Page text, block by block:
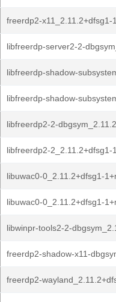
freerdp2-x11_2.11.2+dfsg1-
libfreerdp-server2-2-
libfreerdp-shadow-
libfreerdp-shadow-
libfreerdp2-2-
libfreerdp2-2_2.11.2+dfsg1-
libuwac0-0_2.11.2+dfsg1-
libuwac0-0_2.11.2+dfsg1-
libwinpr-tools2-2-
freerdp2-shadow-x11-
freerdp2-